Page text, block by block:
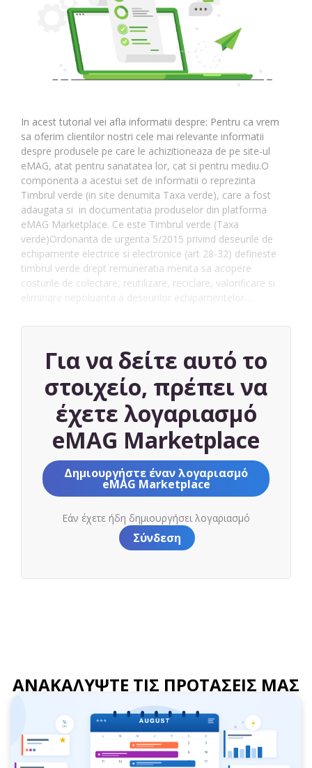
In acest tutorial vei afla informatii despre: Pentru ca vrem
sa oferim clientilor nostri cele mai relevante informatii
despre produsele pe care le achizitioneaza de pe site-ul
eMAG, atat pentru sanatatea lor, cat si pentru mediu.O
componenta a acestui set de informatii o reprezinta
Timbrul verde (in site denumita Taxa verde), care a fost
adaugata si in documentatia produselor din platforma
eMAG Marketplace. Ce este Timbrul verde (Taxa
verde)Ordonanta de urgenta 5/2015 privind deseurile de
echipamente electrice si electronice (art 28-32) defineste
timbrul verde drept remuneratia menita sa acopere
costurile de colectare, reutilizare, reciclare, valorificare si
eliminare nepoluanta a deseurilor echipamentelor…
Για να δείτε αυτό το
στοιχείο, πρέπει να
έχετε λογαριασμό
eMAG Marketplace
Δημιουργήστε έναν λογαριασμό
eMAG Marketplace
Εάν έχετε ήδη δημιουργήσει λογαριασμό
Σύνδεση
ΑΝΑΚΑΛΥΨΤΕ ΤΙΣ ΠΡΟΤΑΣΕΙΣ ΜΑΣ